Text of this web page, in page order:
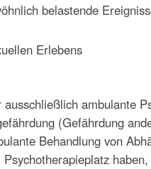
belastende
Erlebens
ambulante
(Gefährdung
Behandlung von